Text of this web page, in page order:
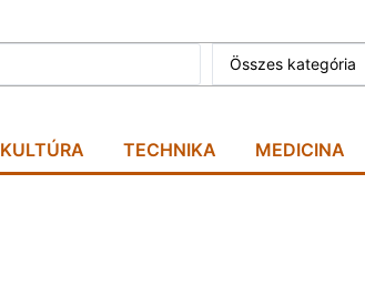
Összes kategória
KULTÚRA TECHNIKA MEDICINA